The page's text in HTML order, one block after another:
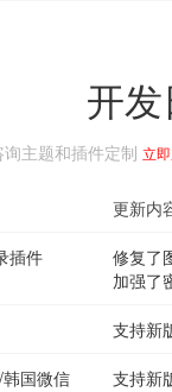
开
主题和插件定制 立
更新内
插件
修复了
加强了
支持新
国微信
支持新